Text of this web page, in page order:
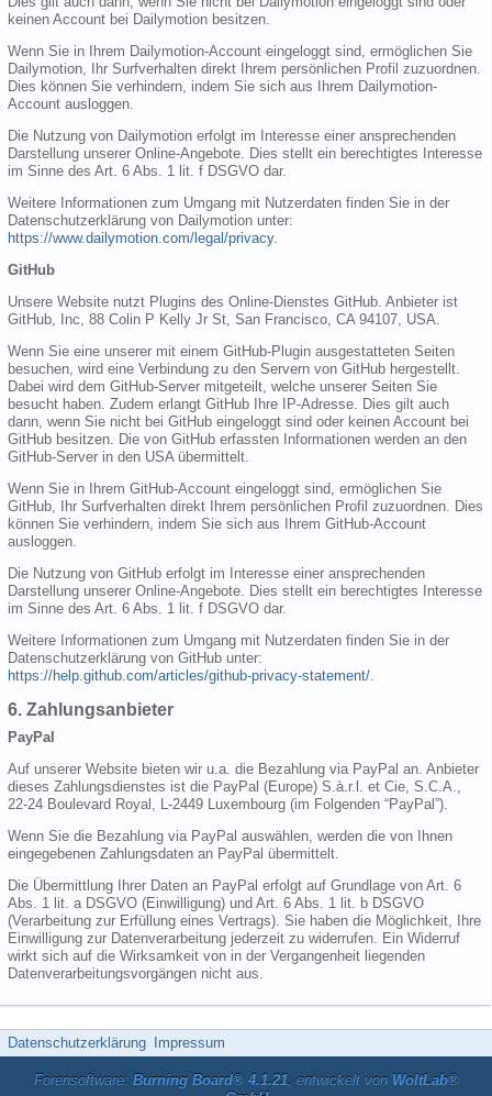
keinen Account bei Dailymotion besitzen.
Wenn Sie in Ihrem Dailymotion-Account eingeloggt sind, ermöglichen Sie
Dailymotion, Ihr Surfverhalten direkt Ihrem persönlichen Profil zuzuordnen.
Dies können Sie verhindern, indem Sie sich aus Ihrem Dailymotion-
Account ausloggen.
Die Nutzung von Dailymotion erfolgt im Interesse einer ansprechenden
Darstellung unserer Online-Angebote. Dies stellt ein berechtigtes Interesse
im Sinne des Art. 6 Abs. 1 lit. f DSGVO dar.
Weitere Informationen zum Umgang mit Nutzerdaten finden Sie in der
Datenschutzerklärung von Dailymotion unter:
https://www.dailymotion.com/legal/privacy.
GitHub
Unsere Website nutzt Plugins des Online-Dienstes GitHub. Anbieter ist
GitHub, Inc, 88 Colin P Kelly Jr St, San Francisco, CA 94107, USA.
Wenn Sie eine unserer mit einem GitHub-Plugin ausgestatteten Seiten
besuchen, wird eine Verbindung zu den Servern von GitHub hergestellt.
Dabei wird dem GitHub-Server mitgeteilt, welche unserer Seiten Sie
besucht haben. Zudem erlangt GitHub Ihre IP-Adresse. Dies gilt auch
dann, wenn Sie nicht bei GitHub eingeloggt sind oder keinen Account bei
GitHub besitzen. Die von GitHub erfassten Informationen werden an den
GitHub-Server in den USA übermittelt.
Wenn Sie in Ihrem GitHub-Account eingeloggt sind, ermöglichen Sie
GitHub, Ihr Surfverhalten direkt Ihrem persönlichen Profil zuzuordnen. Dies
können Sie verhindern, indem Sie sich aus Ihrem GitHub-Account
ausloggen.
Die Nutzung von GitHub erfolgt im Interesse einer ansprechenden
Darstellung unserer Online-Angebote. Dies stellt ein berechtigtes Interesse
im Sinne des Art. 6 Abs. 1 lit. f DSGVO dar.
Weitere Informationen zum Umgang mit Nutzerdaten finden Sie in der
Datenschutzerklärung von GitHub unter:
https://help.github.com/articles/github-privacy-statement/
6. Zahlungsanbieter
PayPal
Auf unserer Website bieten wir u.a. die Bezahlung via PayPal an. Anbieter
dieses Zahlungsdienstes ist die PayPal (Europe) S.à.r.l. et Cie, S.C.A.,
22-24 Boulevard Royal, L-2449 Luxembourg (im Folgenden “PayPal”).
Wenn Sie die Bezahlung via PayPal auswählen, werden die von Ihnen
eingegebenen Zahlungsdaten an PayPal übermittelt.
Die Übermittlung Ihrer Daten an PayPal erfolgt auf Grundlage von Art. 6
Abs. 1 lit. a DSGVO (Einwilligung) und Art. 6 Abs. 1 lit. b DSGVO
(Verarbeitung zur Erfüllung eines Vertrags). Sie haben die Möglichkeit, Ihre
Einwilligung zur Datenverarbeitung jederzeit zu widerrufen. Ein Widerruf
wirkt sich auf die Wirksamkeit von in der Vergangenheit liegenden
Datenverarbeitungsvorgängen nicht aus.
Datenschutzerklärung Impressum
Forensoftware: Burning Board® 4.1.21, entwickelt von WoltLab®